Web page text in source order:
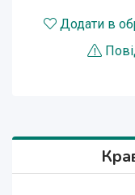
Додати в